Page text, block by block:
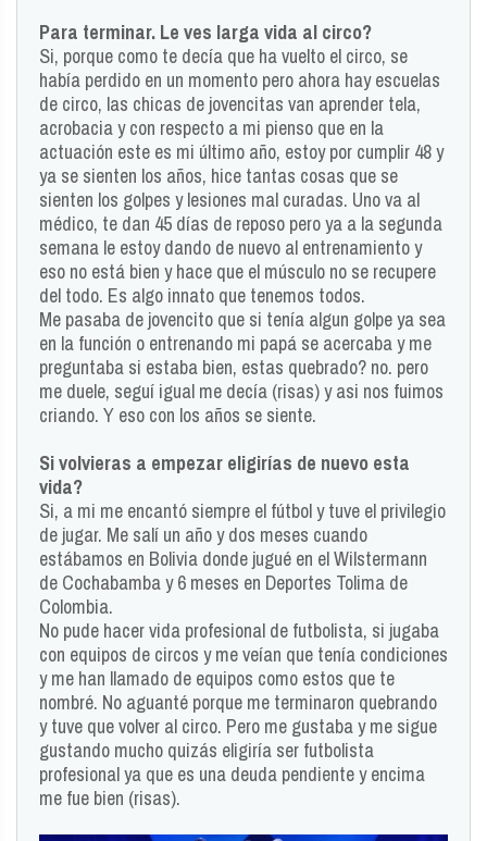
Para terminar. Le ves larga vida al circo?
Si, porque como te decía que ha vuelto el circo, se
había perdido en un momento pero ahora hay escuelas
de circo, las chicas de jovencitas van aprender tela,
acrobacia y con respecto a mi pienso que en la
actuación este es mi último año, estoy por cumplir 48 y
ya se sienten los años, hice tantas cosas que se
sienten los golpes y lesiones mal curadas. Uno va al
médico, te dan 45 días de reposo pero ya a la segunda
semana le estoy dando de nuevo al entrenamiento y
eso no está bien y hace que el músculo no se recupere
del todo. Es algo innato que tenemos todos.
Me pasaba de jovencito que si tenía algun golpe ya sea
en la función o entrenando mi papá se acercaba y me
preguntaba si estaba bien, estas quebrado? no. pero
me duele, seguí igual me decía (risas) y asi nos fuimos
criando. Y eso con los años se siente.
Si volvieras a empezar eligirías de nuevo esta
vida?
Si, a mi me encantó siempre el fútbol y tuve el privilegio
de jugar. Me salí un año y dos meses cuando
estábamos en Bolivia donde jugué en el Wilstermann
de Cochabamba y 6 meses en Deportes Tolima de
Colombia.
No pude hacer vida profesional de futbolista, si jugaba
con equipos de circos y me veían que tenía condiciones
y me han llamado de equipos como estos que te
nombré. No aguanté porque me terminaron quebrando
y tuve que volver al circo. Pero me gustaba y me sigue
gustando mucho quizás eligiría ser futbolista
profesional ya que es una deuda pendiente y encima
me fue bien (risas).